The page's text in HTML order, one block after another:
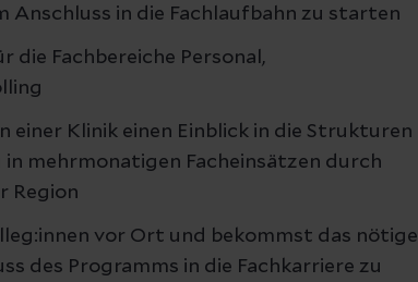
in die Fachlaufbahn zu starten
Fachbereiche Personal,
einer Klinik einen Einblick in die Strukturen
mehrmonatigen Facheinsätzen durch
Region
vor Ort und bekommst das nötige
des Programms in die Fachkarriere zu